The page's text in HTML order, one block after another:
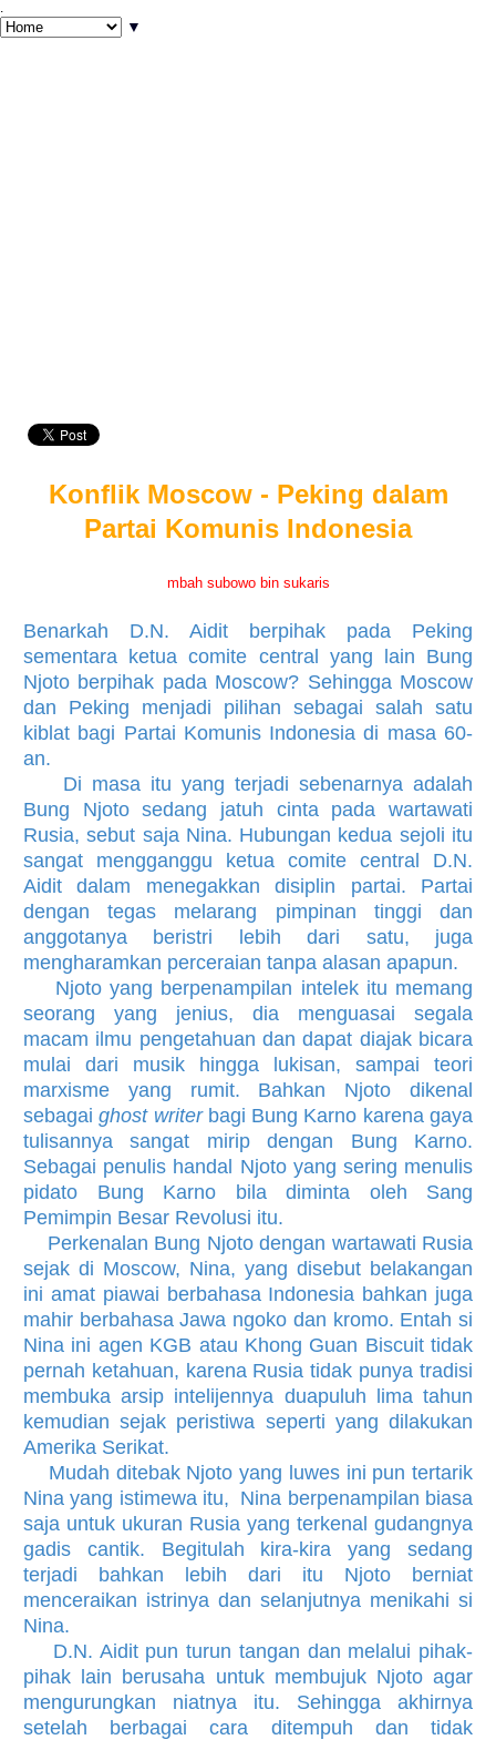
.
▼
Konflik Moscow - Peking dalam
Partai Komunis Indonesia
mbah subowo bin sukaris
Benarkah D.N. Aidit berpihak pada Peking
sementara ketua comite central yang lain Bung
Njoto berpihak pada Moscow? Sehingga Moscow
dan Peking menjadi pilihan sebagai salah satu
kiblat bagi Partai Komunis Indonesia di masa 60-
an.
Di masa itu yang terjadi sebenarnya adalah
Bung Njoto sedang jatuh cinta pada wartawati
Rusia, sebut saja Nina. Hubungan kedua sejoli itu
sangat mengganggu ketua comite central D.N.
Aidit dalam menegakkan disiplin partai. Partai
dengan tegas melarang pimpinan tinggi dan
anggotanya beristri lebih dari satu, juga
mengharamkan perceraian tanpa alasan apapun.
Njoto yang berpenampilan intelek itu memang
seorang yang jenius, dia menguasai segala
macam ilmu pengetahuan dan dapat diajak bicara
mulai dari musik hingga lukisan, sampai teori
marxisme yang rumit. Bahkan Njoto dikenal
sebagaighost writerbagi Bung Karno karena gaya
tulisannya sangat mirip dengan Bung Karno.
Sebagai penulis handal Njoto yang sering menulis
pidato Bung Karno bila diminta oleh Sang
Pemimpin Besar Revolusi itu.
Perkenalan Bung Njoto dengan wartawati Rusia
sejak di Moscow, Nina, yang disebut belakangan
ini amat piawai berbahasa Indonesia bahkan juga
mahir berbahasa Jawa ngoko dan kromo. Entah si
Nina ini agen KGB atau Khong Guan Biscuit tidak
pernah ketahuan, karena Rusia tidak punya tradisi
membuka arsip intelijennya duapuluh lima tahun
kemudian sejak peristiwa seperti yang dilakukan
Amerika Serikat.
Mudah ditebak Njoto yang luwes ini pun tertarik
Nina yang istimewa itu, Nina berpenampilan biasa
saja untuk ukuran Rusia yang terkenal gudangnya
gadis cantik. Begitulah kira-kira yang sedang
terjadi bahkan lebih dari itu Njoto berniat
menceraikan istrinya dan selanjutnya menikahi si
Nina.
D.N. Aidit pun turun tangan dan melalui pihak-
pihak lain berusaha untuk membujuk Njoto agar
mengurungkan niatnya itu. Sehingga akhirnya
setelah berbagai cara ditempuh dan tidak